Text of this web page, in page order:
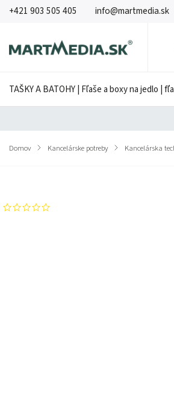
+421 903 505 405 info@martmedia.sk
TAŠKY A BATOHY | Fľaše a boxy na jedlo |
Domov / Kancelárske potreby / Kancelárska